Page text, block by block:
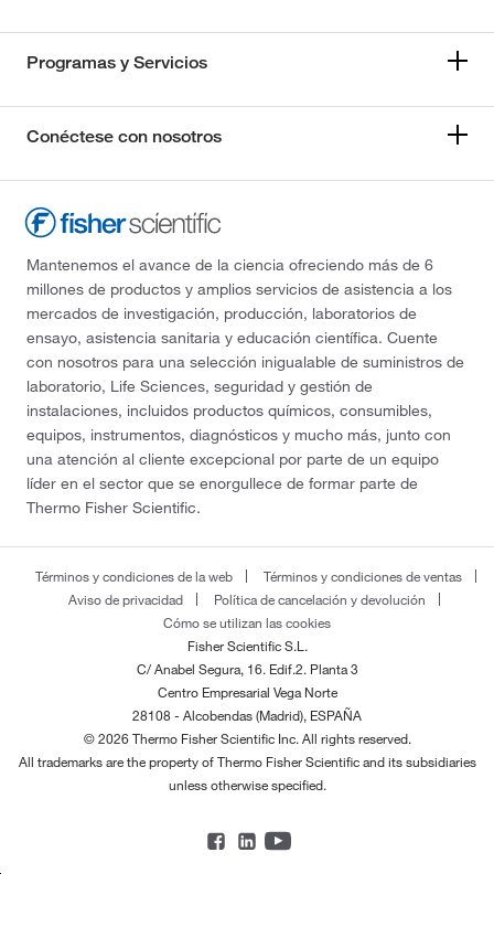
Programas y Servicios
Conéctese con nosotros
Mantenemos el avance de la ciencia ofreciendo más de 6
millones de productos y amplios servicios de asistencia a los
mercados de investigación, producción, laboratorios de
ensayo, asistencia sanitaria y educación científica. Cuente
con nosotros para una selección inigualable de suministros de
laboratorio, Life Sciences, seguridad y gestión de
instalaciones, incluidos productos químicos, consumibles,
equipos, instrumentos, diagnósticos y mucho más, junto con
una atención al cliente excepcional por parte de un equipo
líder en el sector que se enorgullece de formar parte de
Thermo Fisher Scientific.
Términos y condiciones de la web
Términos y condiciones de ventas
Aviso de privacidad
Política de cancelación y devolución
Cómo se utilizan las cookies
Fisher Scientific S.L.
C/ Anabel Segura, 16. Edif.2. Planta 3
Centro Empresarial Vega Norte
28108 - Alcobendas (Madrid), ESPAÑA
© 2026 Thermo Fisher Scientific Inc. All rights reserved.
All trademarks are the property of Thermo Fisher Scientific and its subsidiaries
unless otherwise specified.